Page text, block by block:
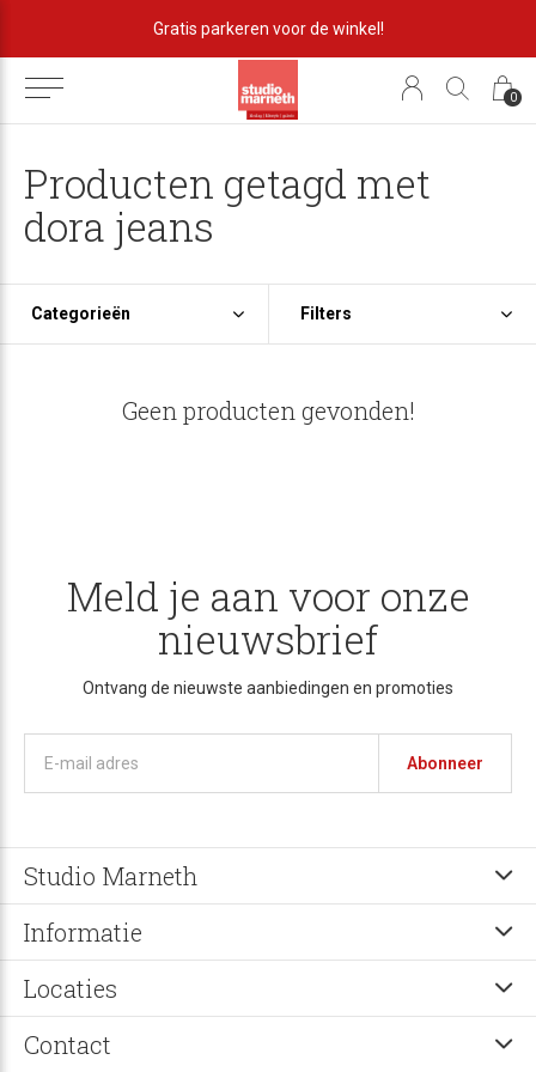
0
Gratis parkeren voor de winkel!
Producten getagd met
dora jeans
Categorieën Filters
Geen producten gevonden!
Meld je aan voor onze
nieuwsbrief
Ontvang de nieuwste aanbiedingen en promoties
Abonneer
Studio Marneth
Informatie
Locaties
Contact